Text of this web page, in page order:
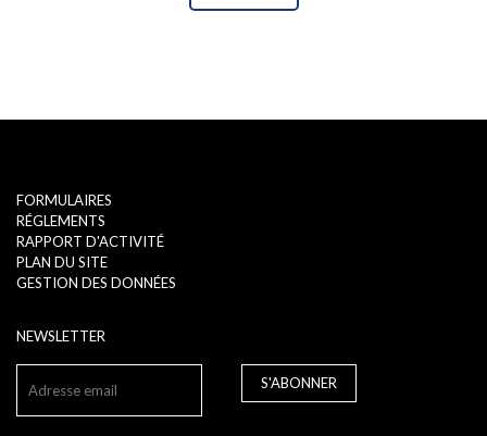
FORMULAIRES
RÉGLEMENTS
RAPPORT D'ACTIVITÉ
PLAN DU SITE
GESTION DES DONNÉES
NEWSLETTER
S'ABONNER